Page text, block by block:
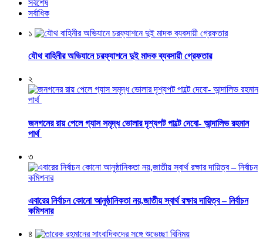
সর্বশেষ
সর্বাধিক
১
যৌথ বাহিনীর অভিযানে চরফ্যাশনে দুই মাদক ব্যবসায়ী গ্রেফতার
২
জনগনের রায় পেলে গ্যাস সমৃদ্ধ ভোলার দৃশ্যপট পাল্টে দেবো- আন্দালিভ রহমান
পার্থ
৩
এবারের নির্বাচন কোনো আনুষ্ঠানিকতা নয়,জাতীয় স্বার্থ রক্ষার দায়িত্ব – নির্বাচন
কমিশনার
৪